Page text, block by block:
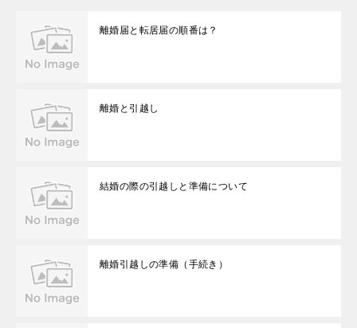
離婚届と転居届の順番は？
離婚と引越し
結婚の際の引越しと準備について
離婚引越しの準備（手続き）